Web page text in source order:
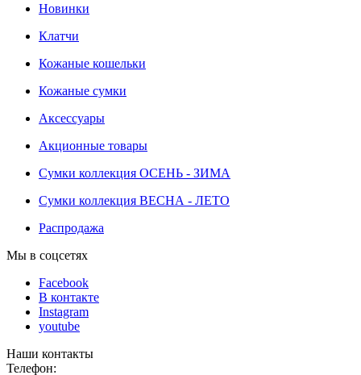
Новинки
Клатчи
Кожаные кошельки
Кожаные сумки
Аксессуары
Акционные товары
Сумки коллекция ОСЕНЬ - ЗИМА
Сумки коллекция ВЕСНА - ЛЕТО
Распродажа
Мы в соцсетях
Facebook
В контакте
Instagram
youtube
Наши контакты
Телефон: